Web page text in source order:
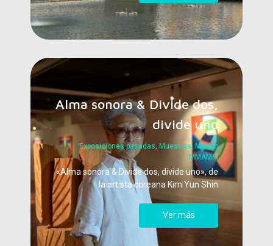
Alma sonora & Divide dos,
divide uno
Exposiciones pasadas, Muestras, Museo
MMAMM
«Alma sonora & Divide dos, divide uno», de
la artista coreana Kim Yun Shin
Ver más